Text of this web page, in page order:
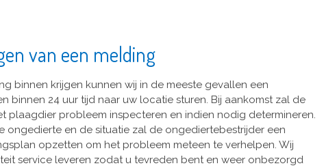
van een melding
binnen krijgen kunnen wij in de meeste gevallen een
binnen 24 uur tijd naar uw locatie sturen. Bij aankomst zal de
plaagdier probleem inspecteren en indien nodig determineren.
ongedierte en de situatie zal de ongediertebestrijder een
opzetten om het probleem meteen te verhelpen. Wij
service leveren zodat u tevreden bent en weer onbezorgd